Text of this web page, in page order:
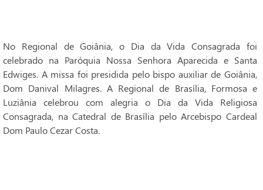
No Regional de Goiânia, o Dia da Vida Consagrada foi
celebrado na Paróquia Nossa Senhora Aparecida e Santa
Edwiges. A missa foi presidida pelo bispo auxiliar de Goiânia,
Dom Danival Milagres. A Regional de Brasília, Formosa e
Luziânia celebrou com alegria o Dia da Vida Religiosa
Consagrada, na Catedral de Brasília pelo Arcebispo Cardeal
Dom Paulo Cezar Costa.